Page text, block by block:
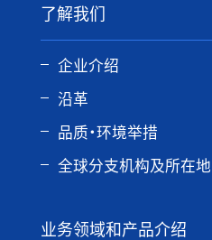
了解我们
企业介绍
沿革
品质・环境举措
全球分支机构及所在地
业务领域和产品介绍